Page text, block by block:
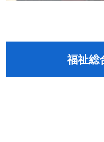
福祉総